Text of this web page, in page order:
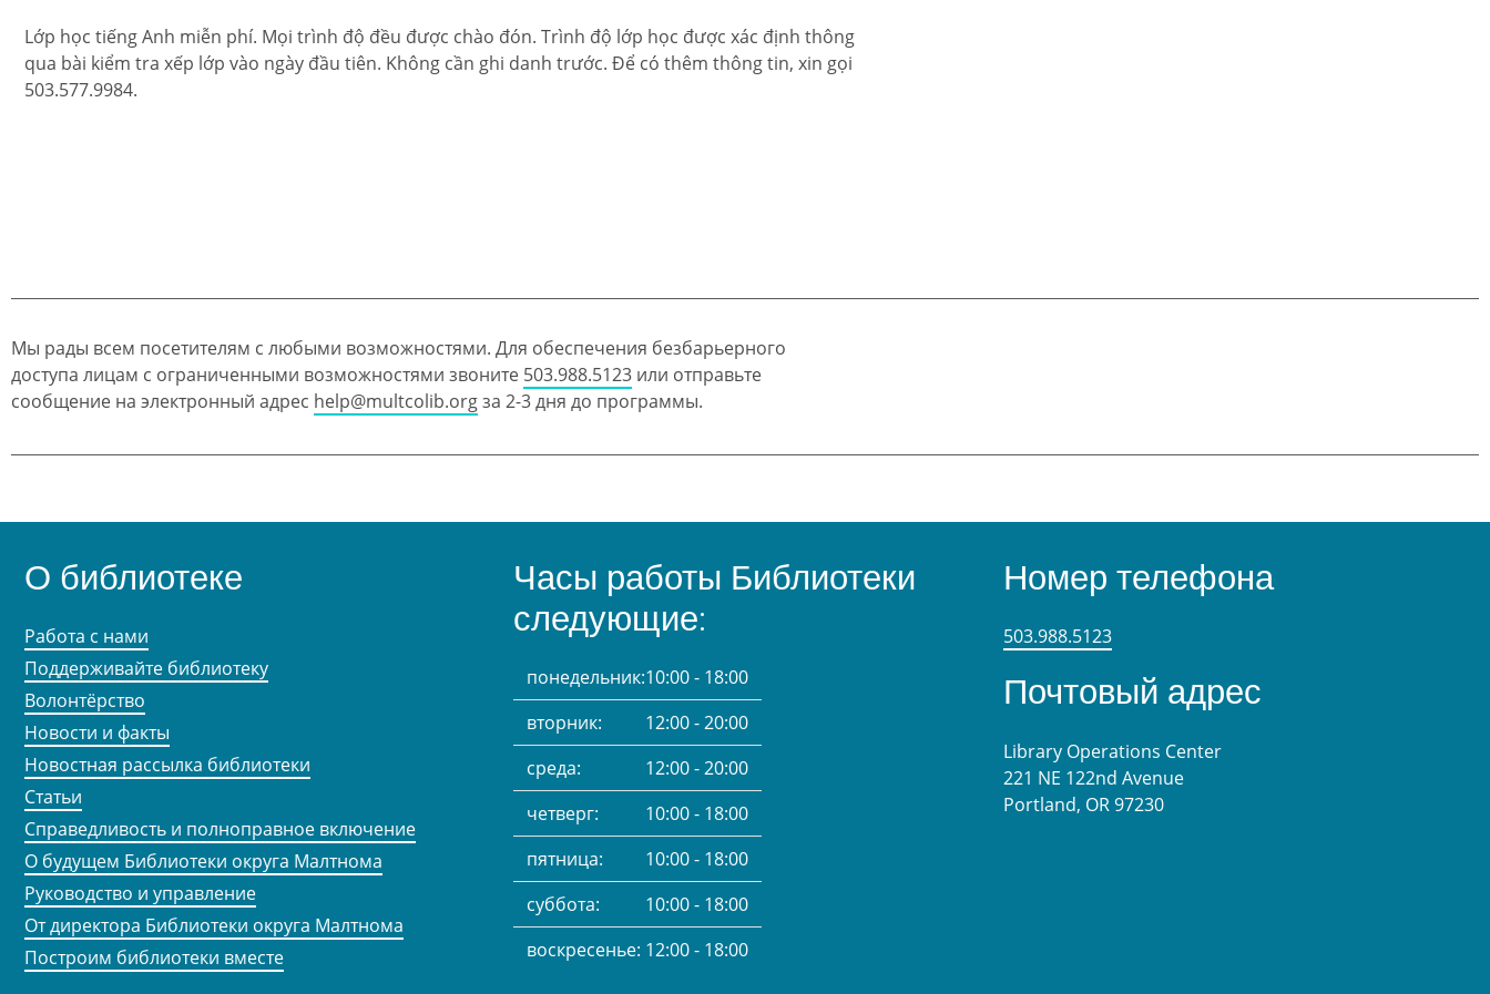
Lớp học tiếng Anh miễn phí. Mọi trình độ đều được chào đón. Trình độ lớp học được xác định thông
qua bài kiểm tra xếp lớp vào ngày đầu tiên. Không cần ghi danh trước. Để có thêm thông tin, xin gọi
503.577.9984.
Мы рады всем посетителям с любыми возможностями. Для обеспечения безбарьерного
доступа лицам с ограниченными возможностями звоните 503.988.5123 или отправьте
сообщение на электронный адрес help@multcolib.orgза 2-3 дня до программы.
О библиотеке
Работа с нами
Поддерживайте библиотеку
Волонтёрство
Новости и факты
Новостная рассылка библиотеки
Статьи
Справедливость и полноправное включение
О будущем Библиотеки округа Малтнома
Руководство и управление
От директора Библиотеки округа Малтнома
Построим библиотеки вместе
Часы работы Библиотеки
следующие:
понедельник:10:00 - 18:00
вторник:
12:00 - 20:00
среда:
12:00 - 20:00
четверг:
10:00 - 18:00
пятница:
10:00 - 18:00
суббота:
10:00 - 18:00
воскресенье: 12:00 - 18:00
Номер телефона
503.988.5123
Почтовый адрес
Library Operations Center
221 NE 122nd Avenue
Portland, OR 97230